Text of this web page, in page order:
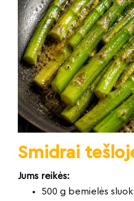
Smidrai
Jums reikės:
500 g bemielės